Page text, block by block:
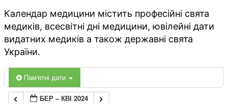
Календар медицини містить професійні свята
медиків, всесвітні дні медицини, ювілейні дати
видатних медиків а також державні свята
України.
Пам'ятні дати
БЕР – КВІ 2024